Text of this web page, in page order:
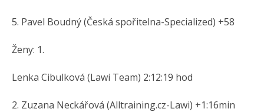
5. Pavel Boudný (Česká spořitelna-Specialized) +58
Ženy: 1.
Lenka Cibulková (Lawi Team) 2:12:19 hod
2. Zuzana Neckářová (Alltraining.cz-Lawi) +1:16min